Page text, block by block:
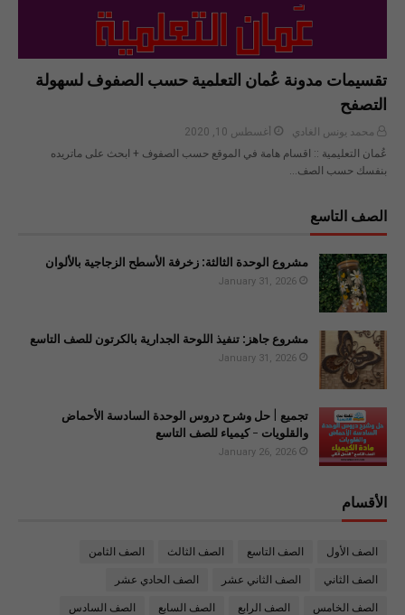
تقسيمات مدونة عُمان التعلمية حسب الصفوف لسهولة
التصفح
محمد يونس الغادي
أغسطس 10, 2020
عُمان التعليمية :: اقسام هامة في الموقع حسب الصفوف + ابحث على ماتريده
بنفسك حسب الصف…
الصف التاسع
مشروع الوحدة الثالثة: زخرفة الأسطح الزجاجية بالألوان
January 31, 2026
مشروع جاهز: تنفيذ اللوحة الجدارية بالكرتون للصف التاسع
January 31, 2026
تجميع | حل وشرح دروس الوحدة السادسة الأحماض
والقلويات - كيمياء للصف التاسع
January 26, 2026
الأقسام
الصف الأول الصف التاسع الصف الثالث الصف الثامن
الصف الثاني الصف الثاني عشر الصف الحادي عشر
الصف الخامس الصف الرابع الصف السابع الصف السادس